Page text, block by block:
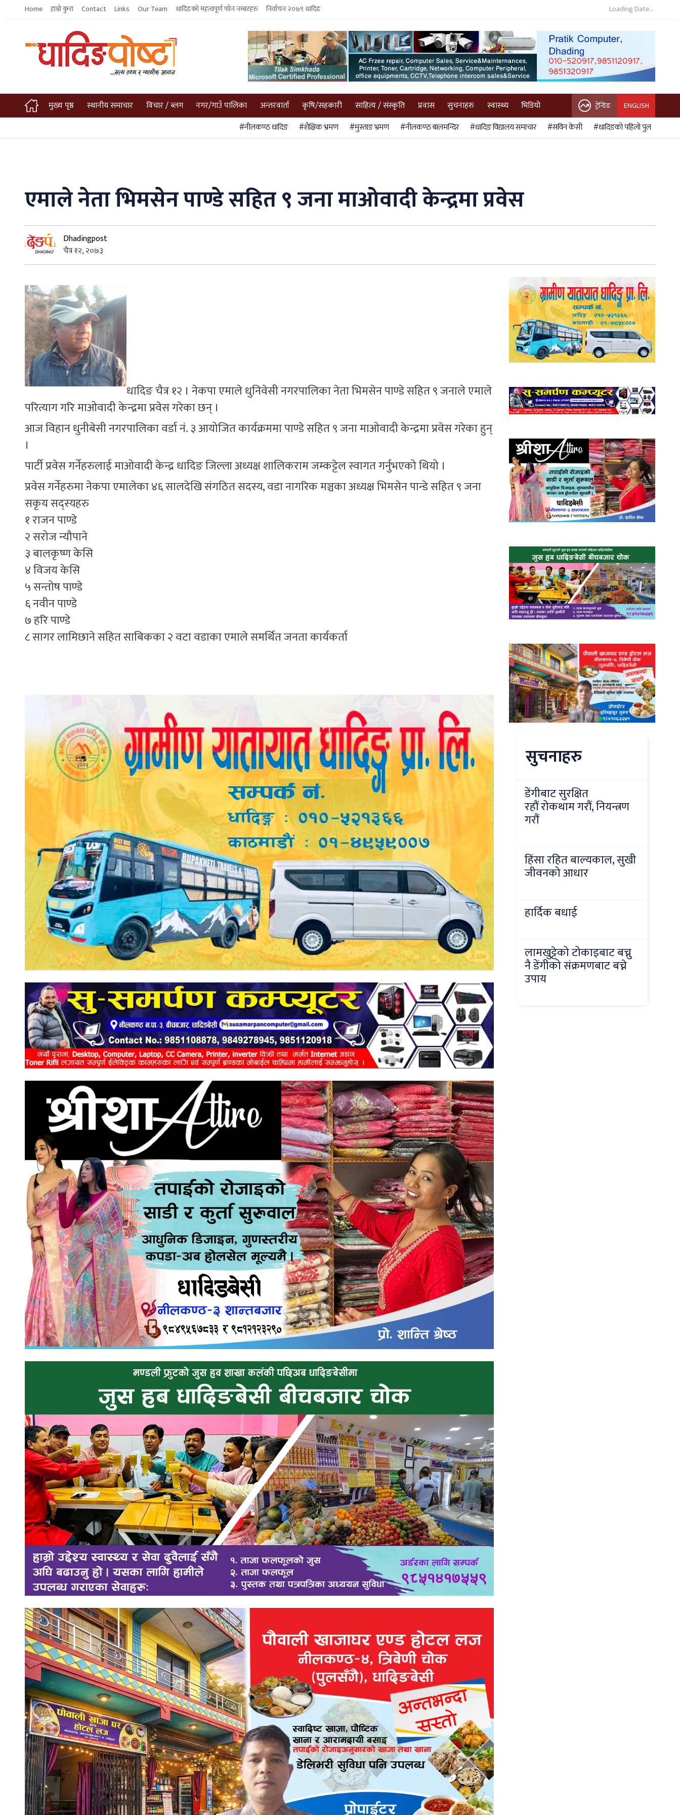
Home हाम्रो कुरा Contact Links Our Team धादिङको महत्वपूर्ण फोन नम्बरहरु निर्वाचन २०७९ धादिङ Loading Date...
मुख्य पृष्ठ स्थानीय समाचार विचार / ब्लग नगर/गाउँ पालिका अन्तरवार्ता कृषि/सहकारी साहित्य / संस्कृति प्रवास सुचनाहरु स्वास्थ्य भिडियो ट्रेन्डिङ ENGLISH
#नीलकण्ठ धादिङ #शैक्षिक भ्रमण #मुस्ताङ भ्रमण #नीलकण्ठ बालमन्दिर #धादिङ विद्यालय समाचार #सविन केसी #धादिङको पहिलो पुल
एमाले नेता भिमसेन पाण्डे सहित ९ जना माओवादी केन्द्रमा प्रवेस
Dhadingpost
चैत्र १२, २०७३
धादिङ चैत्र १२ । नेकपा एमाले धुनिवेसी नगरपालिका नेता भिमसेन पाण्डे सहित ९ जनाले एमाले
परित्याग गरि माओवादी केन्द्रमा प्रवेस गरेका छन् ।
आज विहान धुनीबेसी नगरपालिका वर्डा नं. ३ आयोजित कार्यक्रममा पाण्डे सहित ९ जना माओवादी केन्द्रमा प्रवेस गरेका हुन्
।
पार्टी प्रवेस गर्नेहरुलाई माओवादी केन्द्र धादिङ जिल्ला अध्यक्ष शालिकराम जम्कट्टेल स्वागत गर्नुभएको थियो ।
प्रवेस गर्नेहरुमा नेकपा एमालेका ४६ सालदेखि संगठित सदस्य, वडा नागरिक मञ्चका अध्यक्ष भिमसेन पान्डे सहित ९ जना
सकृय सद्स्यहरु
१ राजन पाण्डे
२ सरोज न्यौपाने
३ बालकृष्ण केसि
४ विजय केसि
५ सन्तोष पाण्डे
६ नवीन पाण्डे
७ हरि पाण्डे
८ सागर लामिछाने सहित साबिकका २ वटा वडाका एमाले समर्थित जनता कार्यकर्ता
सुचनाहरु
डेंगीबाट सुरक्षित
रहौं रोकथाम गरौं, नियन्त्रण
गरौं
हिंसा रहित बाल्यकाल, सुखी
जीवनको आधार
हार्दिक बधाई
लामखुट्टेको टोकाइबाट बच्नु
नै डेंगीको संक्रमणबाट बच्ने
उपाय